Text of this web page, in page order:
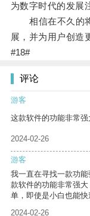
为数字时代的发展
相信在不久的将
展，并为用户创造
#18#
评论
游客
这款软件的功能非常强
2024-02-26
游客
我一直在寻找一款功
款软件的功能非常强
单，即使是小白也能快
2024-02-26